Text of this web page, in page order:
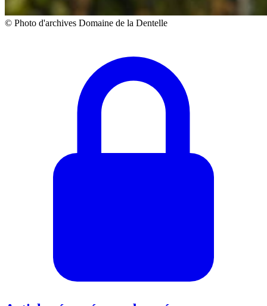
© Photo d'archives Domaine de la Dentelle